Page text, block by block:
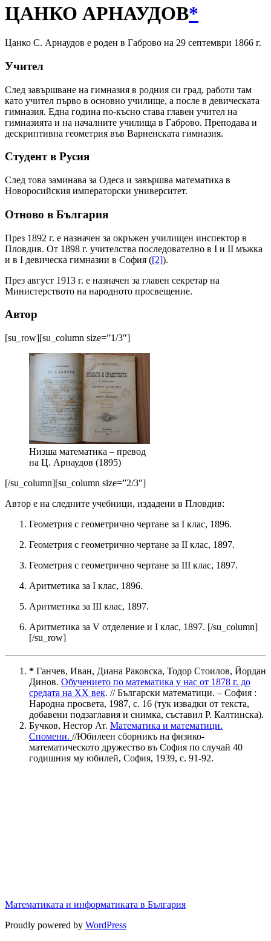
ЦАНКО АРНАУДОВ*
Цанко С. Арнаудов е роден в Габрово на 29 септември 1866 г.
Учител
След завършване на гимназия в родния си град, работи там
като учител първо в основно училище, а после в девическата
гимназия. Една година по-късно става главен учител на
гимназията и на началните училища в Габрово. Преподава и
дескриптивна геометрия във Варненската гимназия.
Студент в Русия
След това заминава за Одеса и завършва математика в
Новоросийския императорски университет.
Отново в България
През 1892 г. е назначен за окръжен училищен инспектор в
Пловдив. От 1898 г. учителства последователно в I и II мъжка
и в I девическа гимназии в София ([2]).
През август 1913 г. е назначен за главен секретар на
Министерството на народното просвещение.
Автор
[su_row][su_column size=”1/3″]
Низша математика – превод
на Ц. Арнаудов (1895)
[/su_column][su_column size=”2/3″]
Автор е на следните учебници, издадени в Пловдив:
Геометрия с геометрично чертане за I клас, 1896.
Геометрия с геометрично чертане за II клас, 1897.
Геометрия с геометрично чертане за III клас, 1897.
Аритметика за I клас, 1896.
Аритметика за III клас, 1897.
Аритметика за V отделение и I клас, 1897. [/su_column]
[/su_row]
* Ганчев, Иван, Диана Раковска, Тодор Стоилов, Йордан
Динов. Обучението по математика у нас от 1878 г. до
средата на ХХ век. // Български математици. – София :
Народна просвета, 1987, c. 16 (тук извадки от текста,
добавени подзаглавия и снимка, съставил Р. Калтинска).
Бучков, Нестор Ат. Математика и математици.
Спомени. //Юбилеен сборникъ на физико-
математическото дружество въ София по случай 40
годишния му юбилей, София, 1939, с. 91-92.
Математиката и информатиката в България
Proudly powered by WordPress